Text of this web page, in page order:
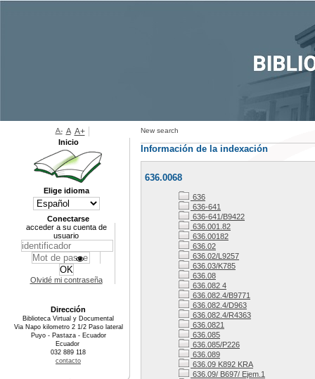
New search
Información de la indexación
636.0068
636
636-641
636-641/B9422
636.001.82
636.00182
636.02
636.02/L9257
636.03/K785
636.08
636.082 4
636.082.4/B9771
636.082.4/D963
636.082.4/R4363
636.0821
636.085
636.085/P226
636.089
636.09 K892 KRA
636.09/ B697/ Ejem.1
A- A A+
Inicio
Elige idioma
Conectarse
acceder a su cuenta de
usuario
Olvidé mi contraseña
Dirección
Biblioteca Virtual y Documental
Via Napo kilometro 2 1/2 Paso lateral
Puyo - Pastaza - Ecuador
Ecuador
032 889 118
contacto